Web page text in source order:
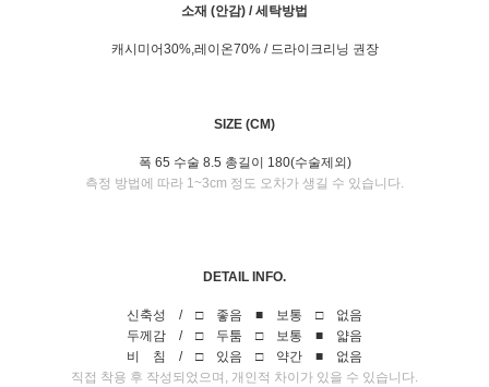
소재 (안감) / 세탁방법
캐시미어30%,레이온70% / 드라이크리닝 권장
SIZE (CM)
폭 65 수술 8.5 총길이 180(수술제외)
측정 방법에 따라 1~3cm 정도 오차가 생길 수 있습니다.
DETAIL INFO.
신축성 / □ 좋음 ■ 보통 □ 없음
두께감 / □ 두툼 □ 보통 ■ 얇음
비 침 / □ 있음 □ 약간 ■ 없음
직접 착용 후 작성되었으며, 개인적 차이가 있을 수 있습니다.